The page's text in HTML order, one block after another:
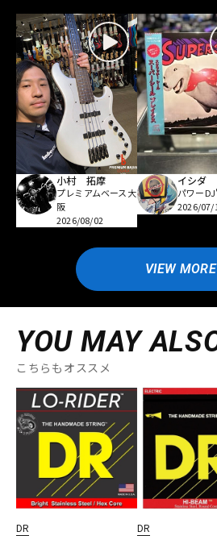
小村 拓摩
プレミアムベース大
阪
2026/08/02
イシダ
パワー
2026/07/
VIEW MORE
YOU MAY
こちらもオススメ
DR DR